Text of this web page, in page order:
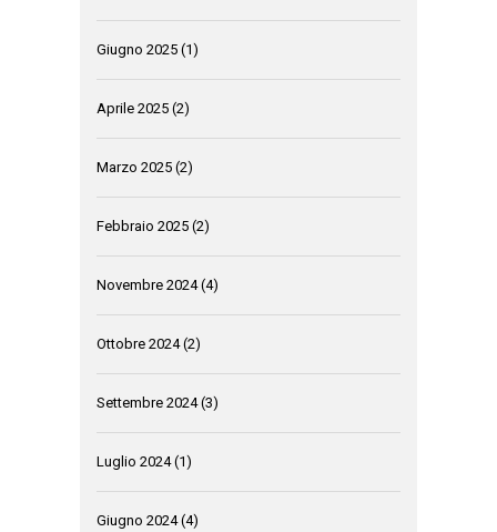
Giugno 2025 (1)
Aprile 2025 (2)
Marzo 2025 (2)
Febbraio 2025 (2)
Novembre 2024(4)
Ottobre 2024(2)
Settembre 2024(3)
Luglio 2024(1)
Giugno 2024(4)